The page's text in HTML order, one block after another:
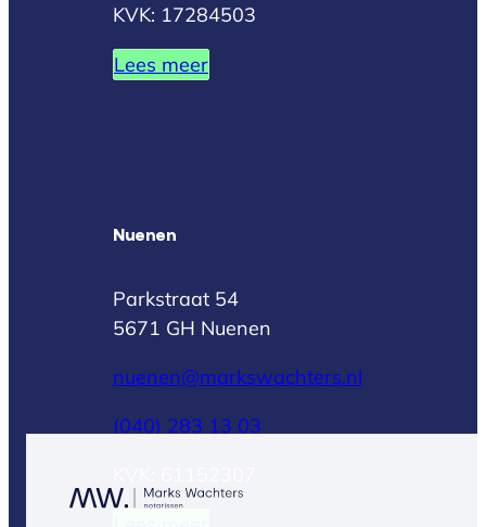
KVK: 17284503
Lees meer
Nuenen
Parkstraat 54
5671 GH Nuenen
nuenen@markswachters.nl
(040) 283 13 03